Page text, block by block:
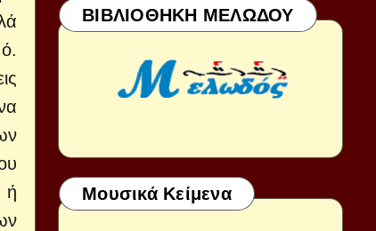
ή
ΒΙΒΛΙΟΘΗΚΗ ΜΕΛΩΔΟΥ
Μουσικά Κείμενα